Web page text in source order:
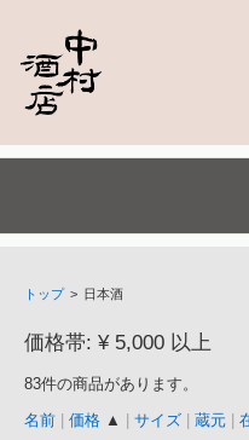
トップ > 日本酒
価格帯: ¥ 5,000 以上
83件の商品があります。
名前
価格 ▲ サイズ 蔵元